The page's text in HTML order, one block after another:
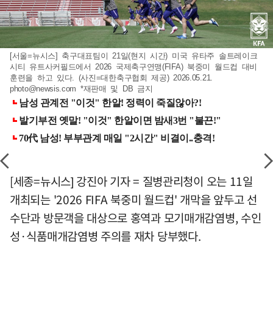
[서울=뉴시스] 축구대표팀이 21일(현지 시간) 미국 유타주 솔트레이크
시티 유트사커필드에서 2026 국제축구연맹(FIFA) 북중미 월드컵 대비
훈련을 하고 있다. (사진=대한축구협회 제공) 2026.05.21.
photo@newsis.com *재판매 및 DB 금지
[세종=뉴시스] 강진아 기자 = 질병관리청이 오는 11일
개최되는 '2026 FIFA 북중미 월드컵' 개막을 앞두고 선
수단과 방문객을 대상으로 홍역과 모기매개감염병, 수인
성·식품매개감염병 주의를 재차 당부했다.